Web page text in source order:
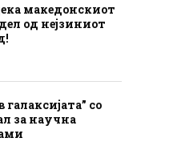
македонскиот
дел од нејзиниот
со
за научна